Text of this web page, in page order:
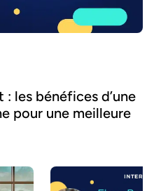
: les bénéfices d’une
pour une meilleure